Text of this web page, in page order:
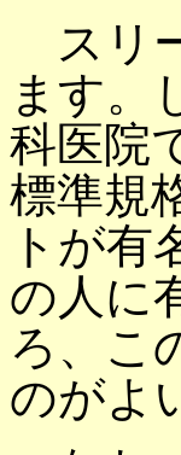
スリ
ます。
科医院
標準規
トが有
の人に
ろ、こ
のがよ